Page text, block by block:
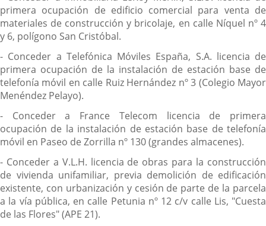
primera ocupación de edificio comercial para venta de
materiales de construcción y bricolaje, en calle Níquel nº 4
y 6, polígono San Cristóbal.
- Conceder a Telefónica Móviles España, S.A. licencia de
primera ocupación de la instalación de estación base de
telefonía móvil en calle Ruiz Hernández nº 3 (Colegio Mayor
Menéndez Pelayo).
- Conceder a France Telecom licencia de primera
ocupación de la instalación de estación base de telefonía
móvil en Paseo de Zorrilla nº 130 (grandes almacenes).
- Conceder a V.L.H. licencia de obras para la construcción
de vivienda unifamiliar, previa demolición de edificación
existente, con urbanización y cesión de parte de la parcela
a la vía pública, en calle Petunia nº 12 c/v calle Lis, "Cuesta
de las Flores" (APE 21).